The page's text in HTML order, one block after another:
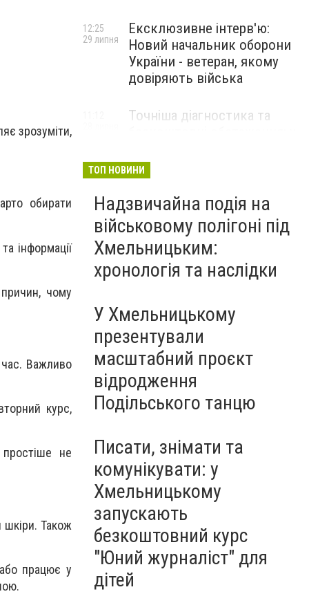
зрозуміти,
обирати
інформації
чому
Важливо
курс,
не
шкіри. Також
працює у
Ексклюзивне інтерв'ю:
Новий начальник оборони
України - ветеран, якому
довіряють війська
12:25
29 липня
Точніша діагностика та
протипухлинному центрі
запрацював новий
томограф
Паперовий флот замість
Чорноморського: як реальні
втрати Росії перетворилися
на дитячу аплікацію
23:42
27 липня
ТОП НОВИНИ
Надзвичайна подія на
військовому полігоні під
Хмельницьким:
хронологія та наслідки
У Хмельницькому
презентували
масштабний проєкт
відродження
Подільського танцю
Писати, знімати та
комунікувати: у
Хмельницькому
запускають
безкоштовний курс
"Юний журналіст" для
дітей